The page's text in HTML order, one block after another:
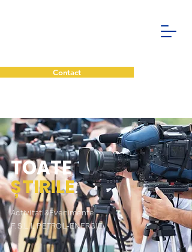
Contact
TOATE
ȘTIRILE.
Activitati&Evenimente
F.S.L.I. PETROL-ENERGIE